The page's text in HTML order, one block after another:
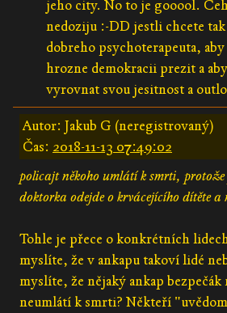
jeho city. No to je gooool.
nedoziju :-DD jestli chcete
dobreho psychoterapeuta,
hrozne demokracii prezit a
vyrovnat svou jesitnost a
Autor: Jakub G (neregistrovaný)
Čas: 2018-11-13 07:49:02
policajt někoho umlátí k smrti, protože
doktorka odejde o krvácejícího dítěte a
Tohle je přece o konkrétních
myslíte, že v ankapu takoví lidé
myslíte, že nějaký ankap
neumlátí k smrti? Někteří